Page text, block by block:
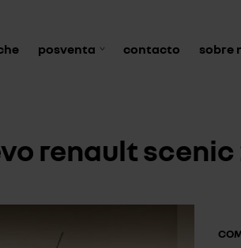
posventa contacto
sobre
renault scenic